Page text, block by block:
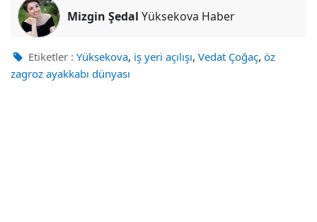
Mizgin Şedal Yüksekova Haber
Etiketler : Yüksekova, iş yeri açılışı, Vedat Çoğaç, öz
zagroz ayakkabı dünyası